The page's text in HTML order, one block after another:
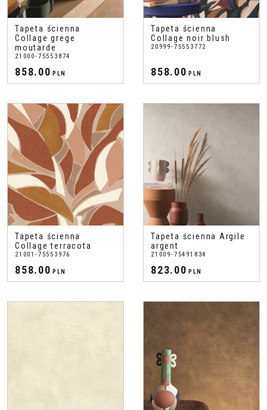
Tapeta ścienna
Collage grege
moutarde
21000-75553874
858.00 PLN
Tapeta ścienna
Collage noir blush
20999-75553772
858.00 PLN
Tapeta ścienna
Collage terracota
21001-75553976
858.00 PLN
Tapeta ścienna Argile
argent
21009-75491834
823.00 PLN